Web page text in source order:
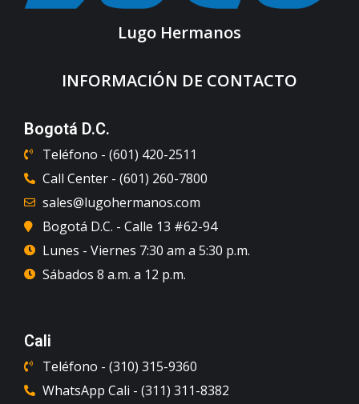
Lugo Hermanos
INFORMACIÓN DE CONTACTO
Bogotá D.C.
Teléfono - (601) 420-2511
Call Center - (601) 260-7800
sales@lugohermanos.com
Bogotá D.C. - Calle 13 #62-94
Lunes - Viernes 7:30 am a 5:30 p.m.
Sábados 8 a.m. a 12 p.m.
Cali
Teléfono - (310) 315-9360
WhatsApp Cali - (311) 311-8382